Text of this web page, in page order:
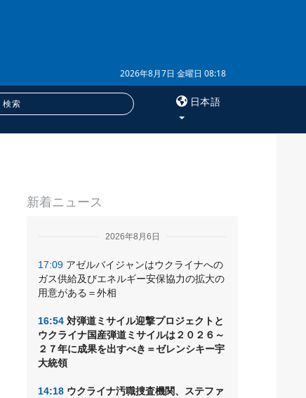
2026年8月7日 金曜日 08:18
日本語
購読
新着ニュース
2026年8月6日
17:09 アゼルバイジャンはウクライナへの
ガス供給及びエネルギー安保協力の拡大の
用意がある＝外相
16:54 対弾道ミサイル迎撃プロジェクトと
ウクライナ国産弾道ミサイルは２０２６～
２７年に成果を出すべき＝ゼレンシキー宇
大統領
14:18 ウクライナ汚職捜査機関、ステファ